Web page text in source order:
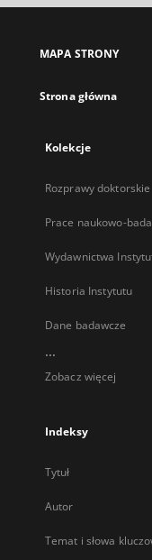
MAPA STRONY
Strona główna
Kolekcje
Rozprawy doktorskie
Prace naukowo-
Wydawnictwa
Historia Instytutu
Dane badawcze
...
Zobacz więcej
Indeksy
Tytuł
Autor
Temat i słowa